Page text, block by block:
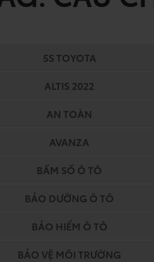
5S TOYOTA
ALTIS 2022
AN TOÀN
AVANZA
BẤM SỐ Ô TÔ
BẢO DƯỠNG Ô TÔ
BẢO HIỂM Ô TÔ
BẢO VỆ MÔI TRƯỜNG